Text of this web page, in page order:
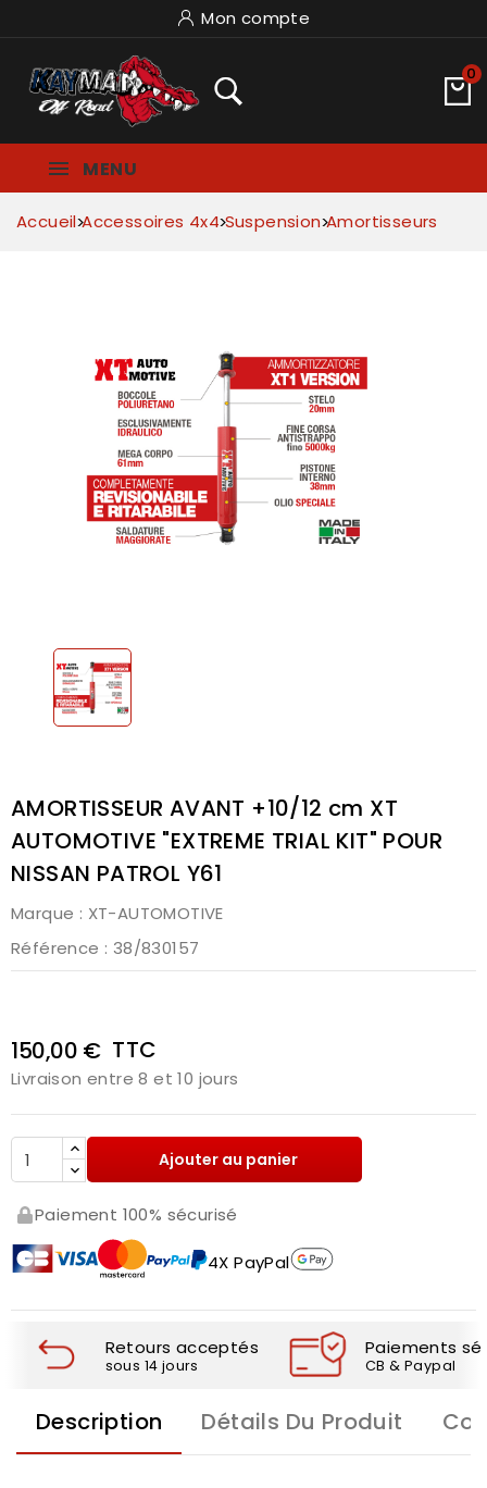
Mon compte
0
MENU
Accueil Accessoires 4x4 Suspension Amortisseurs
AMORTISSEUR AVANT +10/12 cm XT
AUTOMOTIVE "EXTREME TRIAL KIT" POUR
NISSAN PATROL Y61
Marque : XT-AUTOMOTIVE
Référence : 38/830157
150,00 € TTC
Livraison entre 8 et 10 jours
Ajouter au panier
Paiement 100% sécurisé
4X PayPal
Retours acceptés
sous 14 jours
Paiements
CB & Paypal
Description Détails Du Produit